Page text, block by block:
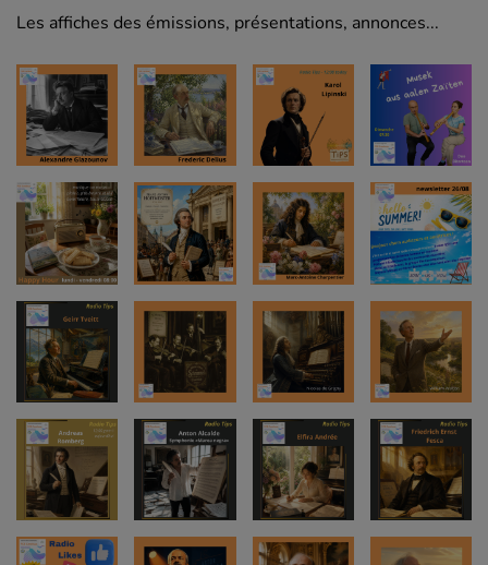
Les affiches des émissions, présentations, annonces...